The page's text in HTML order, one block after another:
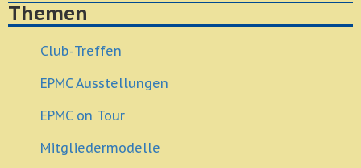
Themen
Club-Treffen
EPMC Ausstellungen
EPMC on Tour
Mitgliedermodelle